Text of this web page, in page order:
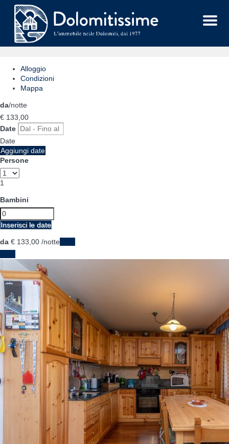
Menu
Alloggio
Condizioni
Mappa
da/notte
€ 133, 00
Date
Date
Aggiungi date
Persone
1
Bambini
Inserisci le date
da € 133, 00 /notte